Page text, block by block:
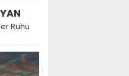
Ruhu